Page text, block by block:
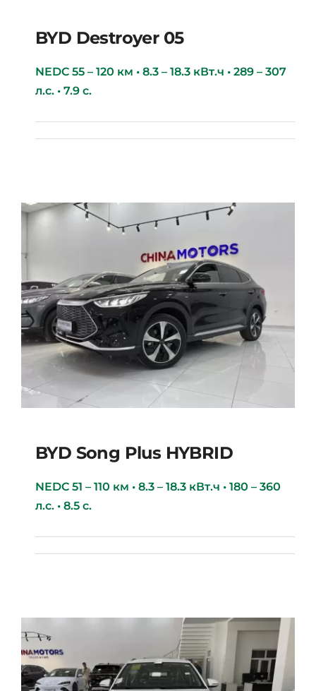
BYD Destroyer 05
BYD Destroyer 05
NEDC 55 – 120 км • 8.3 – 18.3 кВт.ч • 289 – 307
л.с. • 7.9 с.
BYD Song Plus HYBRID
BYD Song Plus HYBRID
NEDC 51 – 110 км • 8.3 – 18.3 кВт.ч • 180 – 360
л.с. • 8.5 с.